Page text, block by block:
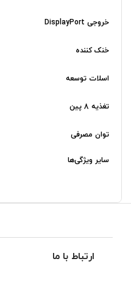
خروجی DisplayPort
خنک کننده
اسلات توسعه
تغذیه 8 پین
توان مصرفی
سایر ویژگی‌ها
ارتباط با ما